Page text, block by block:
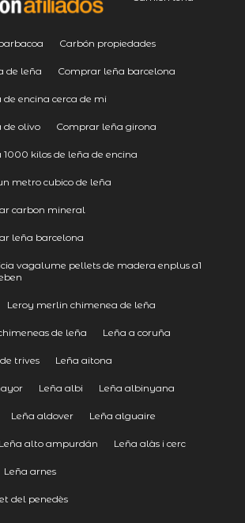
Carbón propiedades
de leña Comprar leña barcelona
encina cerca de mi
de olivo Comprar leña girona
1000 kilos de leña de encina
metro cubico de leña
carbon mineral
leña barcelona
vagalume pellets de madera enplus a1
Leroy merlin chimenea de leña
de leña Leña a coruña
trives Leña aitona
Leña albi Leña albinyana
Leña aldover Leña alguaire
Leña alto ampurdán Leña alàs i cerc
Leña arnes
del penedès